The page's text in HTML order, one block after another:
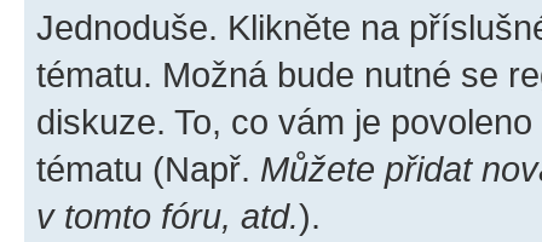
Jednoduše. Klikněte na
tématu. Možná bude nutné se
diskuze. To, co vám je
tématu (Např. Můžete přidat
v tomto fóru, atd.).